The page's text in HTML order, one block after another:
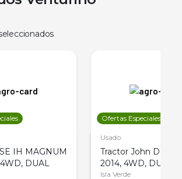
IH MAGNUM
DUAL
Ofertas Especiales
Usado
Tractor John Deere
2014, 4WD, DUAL
Isla Verde